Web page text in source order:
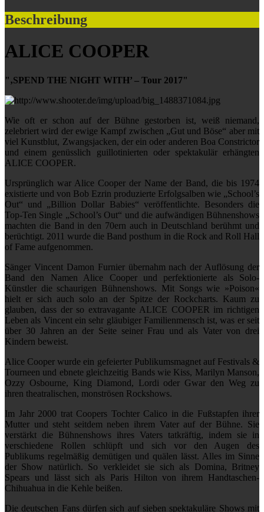
Beschreibung
ALICE COOPER
"‚SPEND THE NIGHT WITH’ – Tour 2017"
Wie oft er schon auf der Bühne gestorben ist, weiß niemand,
zelebriert wird der ewige Kampf zwischen „Gut und Böse“ aber mit
viel Kunstblut, Zwangsjacken, der ein oder anderen Boa Constrictor
und einem genüsslich guillotinierten oder spektakulär erhängten
ALICE COOPER.
Ursprünglich war Alice Cooper der Name der Band, die bis 1974
existierte und von Bob Ezrin produzierte Erfolgsalben wie „School’s
Out“ und „Billion Dollar Babies“ veröffentlichte. Besonders die
Top-Ten Single „School’s Out“ und die aufwändigen Bühnenshows
machten die Band in den 70ern auch in Deutschland berühmt und
berüchtigt. 2011 wurde die Band posthum in die Rock and Roll Hall
of Fame aufgenommen.
Sänger Vincent Damon Furnier übernahm nach der Auflösung der
Band den Namen Alice Cooper und perfektionierte als Solo-
Künstler die schaurigen Bühnenshows. Mit Songs wie »Poison«
hielt er sich auch solo an der Spitze der Rockcharts. Kaum zu
glauben, dass der so extravagante ALICE COOPER im richtigen
Leben als Vincent ein sehr gläubiger Familienmensch ist, was er seit
über 30 Jahren an der Seite seiner Frau und als Vater von drei
Kindern beweist.
Alice Cooper wurde ein gefeierter Publikumsmagnet auf Festivals &
Tourneen und ebnete gleichzeitig Bands wie Kiss, Marilyn Manson,
Ozzy Osbourne, King Diamond, Lordi oder Gwar den Weg zu
ihren theatralischen, monströsen Rockshows.
Im Jahr 2000 trat Coopers Tochter Calico in die Fußstapfen ihrer
Mutter und steht seitdem neben ihrem Vater auf der Bühne. Sie
verstärkt die Bühnenshows ihres Vaters tatkräftig, indem sie in
verschiedene Rollen schlüpft und sich vor den Augen des
Publikums regelmäßig demütigen und quälen lässt. Alles im Sinne
der Show natürlich. So verkleidet sie sich als Domina, Britney
Spears und lässt sich als Paris Hilton von ihrem Handtaschen-
Chihuahua in die Kehle beißen.
Die deutschen Fans dürfen sich auf sieben spektakuläre Shows mit